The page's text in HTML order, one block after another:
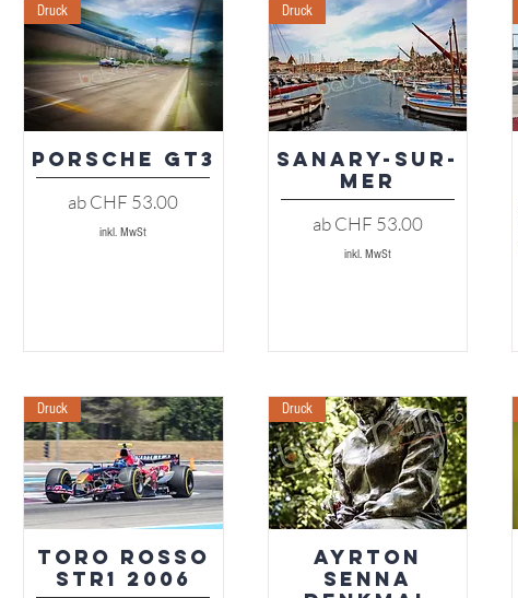
Schnellansicht
Druck
Porsche GT3
abCHF 53.00
Sale-Preis
inkl. MwSt
Schnellansicht
Druck
Sanary-sur-
Mer
abCHF 53.00
Sale-Preis
inkl. MwSt
Schnellansicht
Druck
Toro Rosso
STR1 2006
Schnellansicht
Druck
Ayrton
Senna